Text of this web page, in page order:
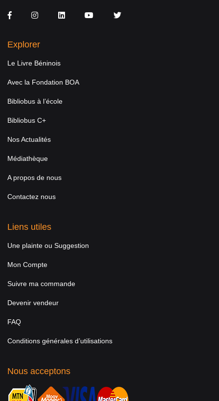
FacebookInstagramLinkedInYou TubeTwitter
Explorer
Le Livre Béninois
Avec la Fondation BOA
Bibliobus à l’école
Bibliobus C+
Nos Actualités
Médiathèque
A propos de nous
Contactez nous
Liens utiles
Une plainte ou Suggestion
Mon Compte
Suivre ma commande
Devenir vendeur
FAQ
Conditions générales d’utilisations
Nous acceptons